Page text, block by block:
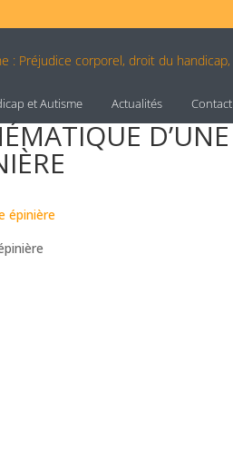
et Autisme Actualités Contact
D’UNE